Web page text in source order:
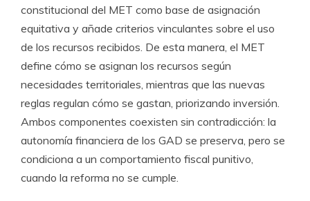
constitucional del MET como base de asignación
equitativa y añade criterios vinculantes sobre el uso
de los recursos recibidos. De esta manera, el MET
define cómo se asignan los recursos según
necesidades territoriales, mientras que las nuevas
reglas regulan cómo se gastan, priorizando inversión.
Ambos componentes coexisten sin contradicción: la
autonomía financiera de los GAD se preserva, pero se
condiciona a un comportamiento fiscal punitivo,
cuando la reforma no se cumple.